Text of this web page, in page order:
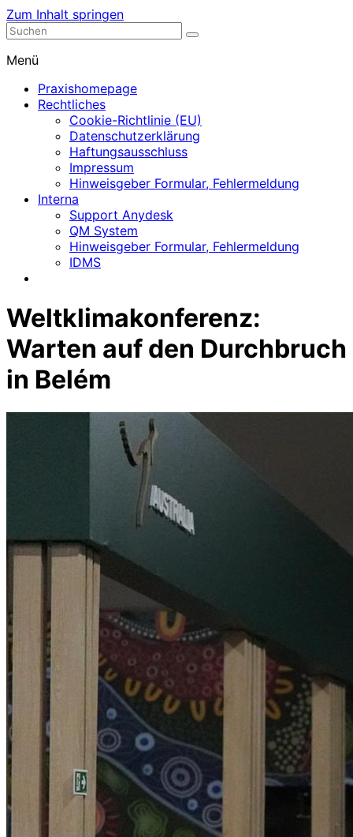
Zum Inhalt springen
Nephrologische Praxis mit Dialyse
Menü
Praxishomepage
Rechtliches
Cookie-Richtlinie (EU)
Datenschutzerklärung
Haftungsausschluss
Impressum
Hinweisgeber Formular, Fehlermeldung
Interna
Support Anydesk
QM System
Hinweisgeber Formular, Fehlermeldung
IDMS
Weltklimakonferenz:
Warten auf den Durchbruch
in Belém